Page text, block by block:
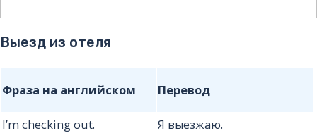
Выезд из отеля
Фраза на английском Перевод
I’m checking out. Я выезжаю.